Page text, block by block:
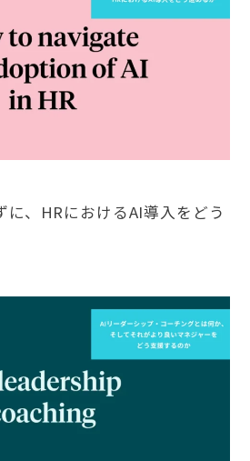
に、HRにおけるAI導入をどう